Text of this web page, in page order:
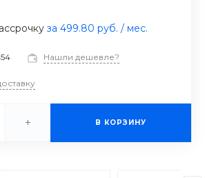
за 499.80 руб. / мес.
Нашли дешевле?
+ В КОРЗИНУ